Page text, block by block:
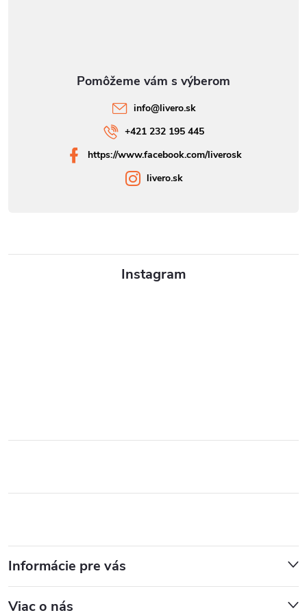
Instagram
Informácie pre vás
Viac o nás
info@livero.sk
+421 232 195 445
https://www.facebook.com/liverosk
livero.sk